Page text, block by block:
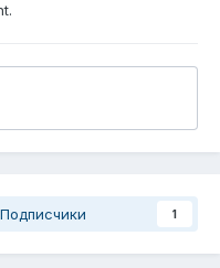
Подписчики 1